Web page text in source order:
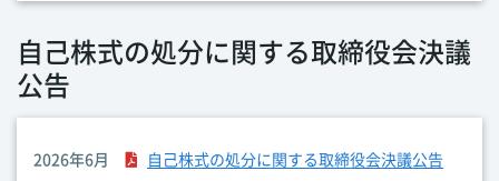
自己株式の処分に関する取締役会決議
公告
2026年6月 自己株式の処分に関する取締役会決議公告